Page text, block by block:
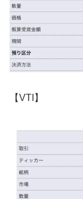
【VTI】